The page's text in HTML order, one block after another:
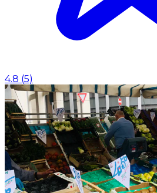
4.8 (5)